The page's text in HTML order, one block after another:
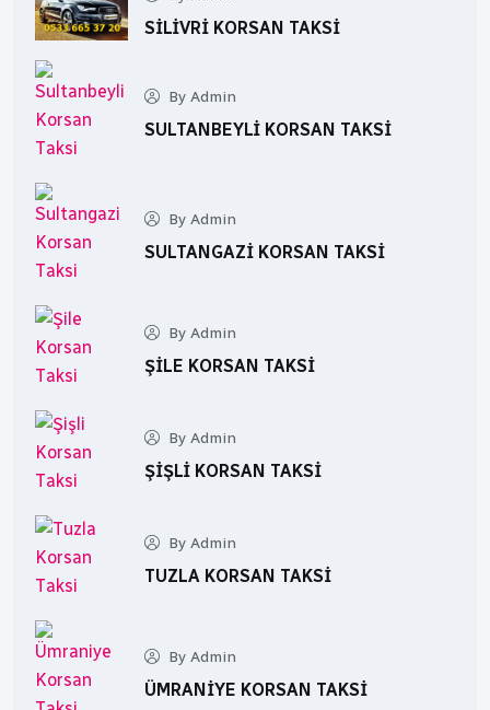
SILIVRI KORSAN TAKSI
By Admin
SULTANBEYLI KORSAN TAKSI
By Admin
SULTANGAZI KORSAN TAKSI
By Admin
ŞILE KORSAN TAKSI
By Admin
ŞIŞLI KORSAN TAKSI
By Admin
TUZLA KORSAN TAKSI
By Admin
ÜMRANIYE KORSAN TAKSI